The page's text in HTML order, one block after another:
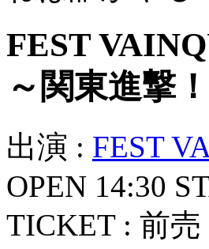
FEST
～関東進撃
出演 : FEST
OPEN 14:30
TICKET : 前売